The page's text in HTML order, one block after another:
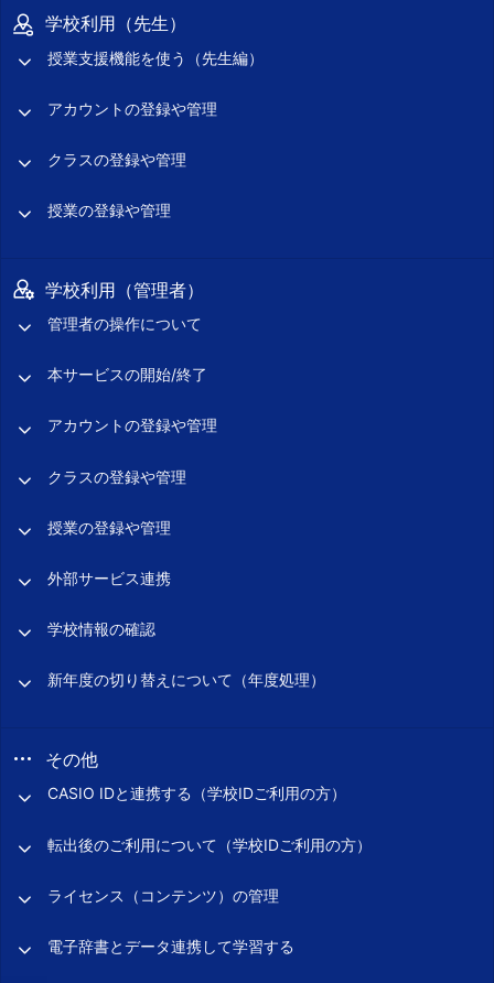
学校利用（先生）
授業支援機能を使う（先生編）
アカウントの登録や管理
クラスの登録や管理
授業の登録や管理
学校利用（管理者）
管理者の操作について
本サービスの開始/終了
アカウントの登録や管理
クラスの登録や管理
授業の登録や管理
外部サービス連携
学校情報の確認
新年度の切り替えについて（年度処理）
その他
CASIO IDと連携する（学校IDご利用の方）
転出後のご利用について（学校IDご利用の方）
ライセンス（コンテンツ）の管理
電子辞書とデータ連携して学習する